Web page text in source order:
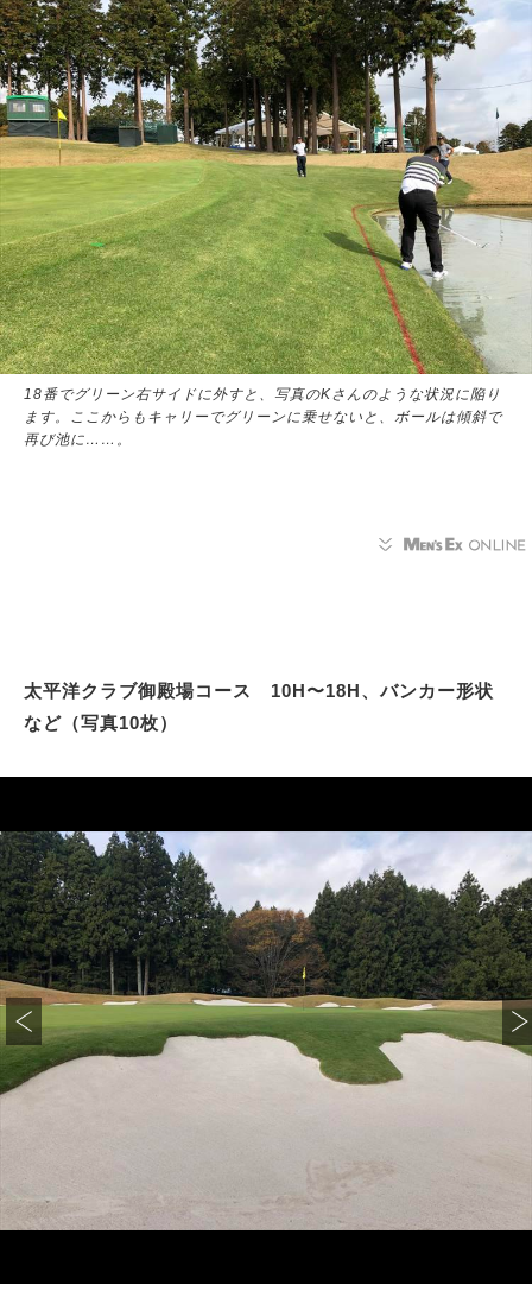
18番でグリーン右サイドに外すと、写真のKさんのような状況に陥り
ます。ここからもキャリーでグリーンに乗せないと、ボールは傾斜で
再び池に……。
太平洋クラブ御殿場コース 10H〜18H、バンカー形状
など（写真10枚）